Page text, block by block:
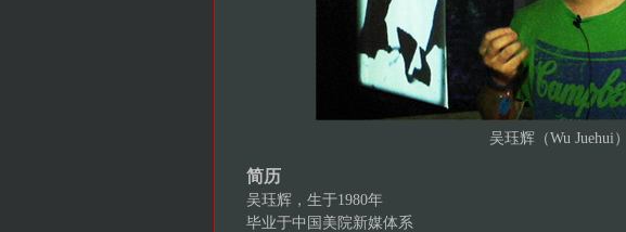
吴珏辉（Wu Juehui）
简历
吴珏辉，生于1980年
毕业于中国美院新媒体系